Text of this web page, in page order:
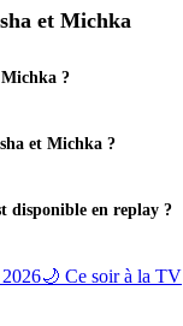
et Michka
Michka ?
et Michka ?
disponible en replay ?
🌙 Ce soir à la TV